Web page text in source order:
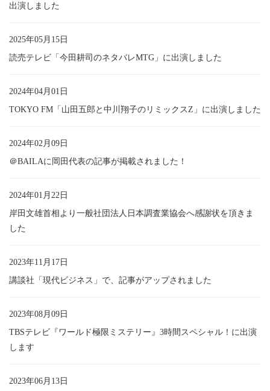
出演しました
2025年05月15日
読売テレビ「今田耕司のネタバレMTG」に出演しました
2024年04月01日
TOKYO FM「山田五郎と中川翔子のリミックスZ」に出演しました
2024年02月09日
＠BAILAに岡田代表の記事が掲載されました！
2024年01月22日
岸田文雄首相より一般社団法人日本調査業協会へ感謝状を頂きま
した
2023年11月17日
講談社「現代ビジネス」で、記事がアップされました
2023年08月09日
TBSテレビ『ワールド極限ミステリー』3時間スペシャル！に出演
します
2023年06月13日